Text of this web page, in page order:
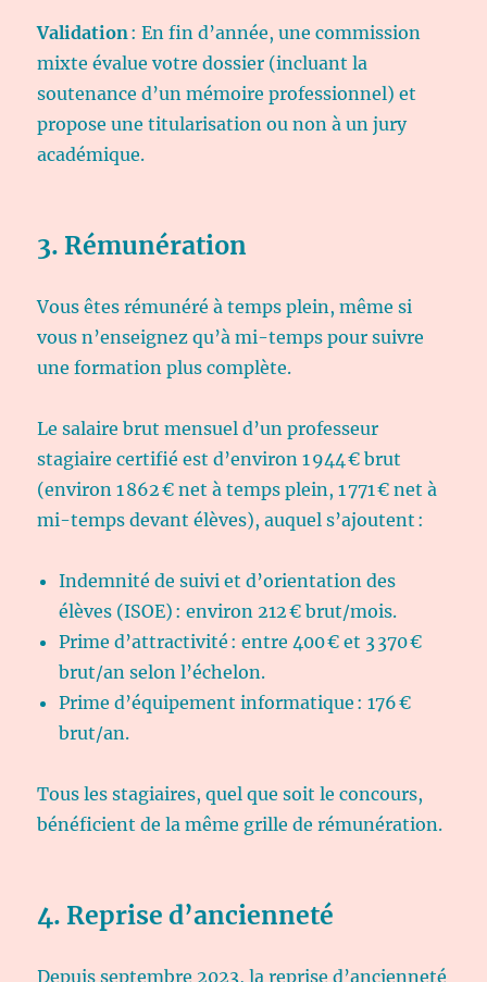
Validation : En fin d’année, une commission
mixte évalue votre dossier (incluant la
soutenance d’un mémoire professionnel) et
propose une titularisation ou non à un jury
académique.
3. Rémunération
Vous êtes rémunéré à temps plein, même si
vous n’enseignez qu’à mi-temps pour suivre
une formation plus complète.
Le salaire brut mensuel d’un professeur
stagiaire certifié est d’environ 1 944 € brut
(environ 1 862 € net à temps plein, 1 771 € net à
mi-temps devant élèves), auquel s’ajoutent :
Indemnité de suivi et d’orientation des
élèves (ISOE) : environ 212 € brut/mois.
Prime d’attractivité : entre 400 € et 3 370 €
brut/an selon l’échelon.
Prime d’équipement informatique : 176 €
brut/an.
Tous les stagiaires, quel que soit le concours,
bénéficient de la même grille de rémunération.
4. Reprise d’ancienneté
Depuis septembre 2023, la reprise d’ancienneté